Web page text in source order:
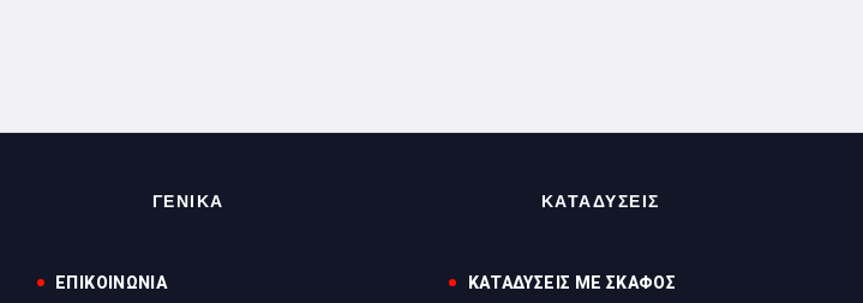
ΓΕΝΙΚΑ
ΕΠΙΚΟΙΝΩΝΙΑ
ΚΑΤΑΔΥΣΕΙΣ
ΚΑΤΑΔΎΣΕΙΣ ΜΕ ΣΚΆΦΟΣ